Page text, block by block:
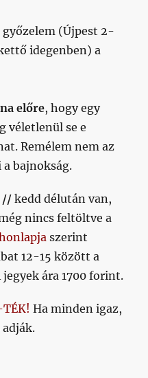
győzelem (Újpest 2-
idegenben) a
előre, hogy egy
véletlenül se e
Remélem nem az
bajnokság.
//kedd délután van,
nincs feltöltve a
szerint
12-15 között a
ára 1700 forint.
Ha minden igaz,